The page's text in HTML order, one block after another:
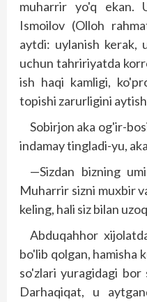
muharrir yo'q ekan.
Ismoilov (Olloh
aytdi: uylanish kerak,
uchun tahririyatda
ish haqi kamligi,
topishi zarurligini
Sobirjon aka og'ir-
indamay tingladi-yu,
—Sizdan bizning
Muharrir sizni muxbir
keling, hali siz bilan
Abduqahhor
bo'lib qolgan, hamisha
so'zlari yuragidagi
Darhaqiqat, u